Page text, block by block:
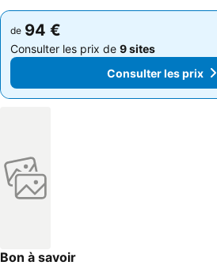
de 94 €
Consulter les prix de 9 sites
Consulter les prix
de 94 €
Consulter les prix de 9 sites
Consulter les prix
Bon à savoir